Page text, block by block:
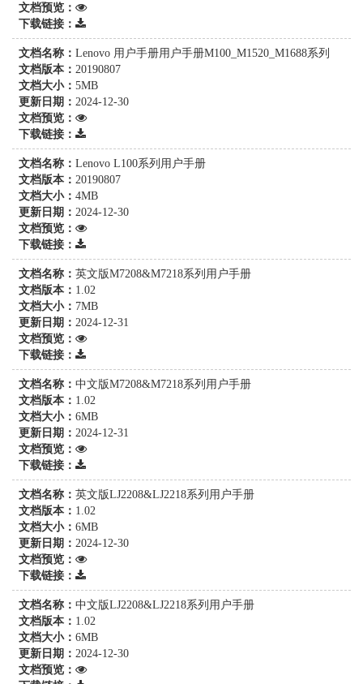
文档预览：
下载链接：
文档名称： Lenovo 用户手册用户手册M100_M1520_M1688系列
文档版本： 20190807
文档大小： 5MB
更新日期： 2024-12-30
文档预览：
下载链接：
文档名称： Lenovo L100系列用户手册
文档版本： 20190807
文档大小： 4MB
更新日期： 2024-12-30
文档预览：
下载链接：
文档名称： 英文版M7208&M7218系列用户手册
文档版本： 1.02
文档大小： 7MB
更新日期： 2024-12-31
文档预览：
下载链接：
文档名称： 中文版M7208&M7218系列用户手册
文档版本： 1.02
文档大小： 6MB
更新日期： 2024-12-31
文档预览：
下载链接：
文档名称： 英文版LJ2208&LJ2218系列用户手册
文档版本： 1.02
文档大小： 6MB
更新日期： 2024-12-30
文档预览：
下载链接：
文档名称： 中文版LJ2208&LJ2218系列用户手册
文档版本： 1.02
文档大小： 6MB
更新日期： 2024-12-30
文档预览：